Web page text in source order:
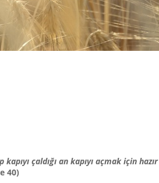
çaldığı an kapıyı açmak için hazır
40)